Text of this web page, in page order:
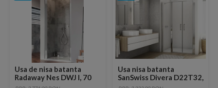
Usa de nisa batanta
Radaway Nes DWJ I, 70
cm
Usa nisa batanta
SanSwiss Divera D22T32,
150xH200 cm, acces 804